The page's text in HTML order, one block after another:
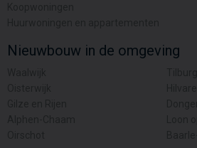
Nieuwbouw in de omgeving